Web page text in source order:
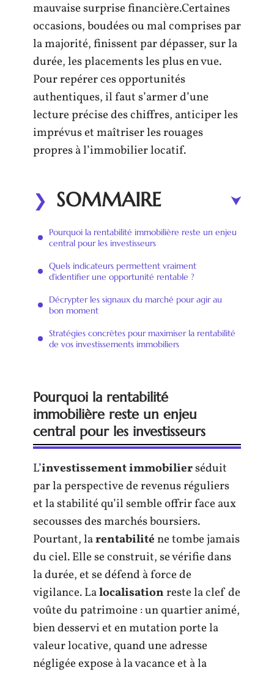
mauvaise surprise financière.Certaines
occasions, boudées ou mal comprises par
la majorité, finissent par dépasser, sur la
durée, les placements les plus en vue.
Pour repérer ces opportunités
authentiques, il faut s’armer d’une
lecture précise des chiffres, anticiper les
imprévus et maîtriser les rouages
propres à l’immobilier locatif.
SOMMAIRE
Pourquoi la rentabilité immobilière reste un enjeu
central pour les investisseurs
Quels indicateurs permettent vraiment
d’identifier une opportunité rentable ?
Décrypter les signaux du marché pour agir au
bon moment
Stratégies concrètes pour maximiser la rentabilité
de vos investissements immobiliers
Pourquoi la rentabilité
immobilière reste un enjeu
central pour les investisseurs
L’investissement immobilierséduit
par la perspective de revenus réguliers
et la stabilité qu’il semble offrir face aux
secousses des marchés boursiers.
Pourtant, larentabiliténe tombe jamais
du ciel. Elle se construit, se vérifie dans
la durée, et se défend à force de
vigilance. Lalocalisationreste la clef de
voûte du patrimoine : un quartier animé,
bien desservi et en mutation porte la
valeur locative, quand une adresse
négligée expose à la vacance et à la